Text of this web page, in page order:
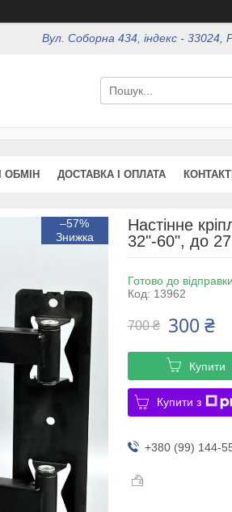
Вул. Соборна 434, індекс - 33024,
ОБМІН ДОСТАВКА І ОПЛАТА
–57%
Настінне
32"-60", до
Готово до відправки
Код: 13962
700 ₴ 300 ₴
Купити
Купити з
+380 (99) 144-